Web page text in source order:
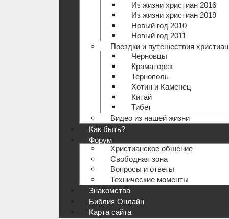
Из жизни христиан 2016
Из жизни христиан 2019
Новый год 2010
Новый год 2011
Поездки и путешествия христиан
Черновцы
Краматорск
Тернополь
Хотин и Каменец
Китай
Тибет
Видео из нашей жизни
Как быть?
Форум
Христианское общение
Свободная зона
Вопросы и ответы
Технические моменты
Знакомства
Библия Онлайн
Карта сайта